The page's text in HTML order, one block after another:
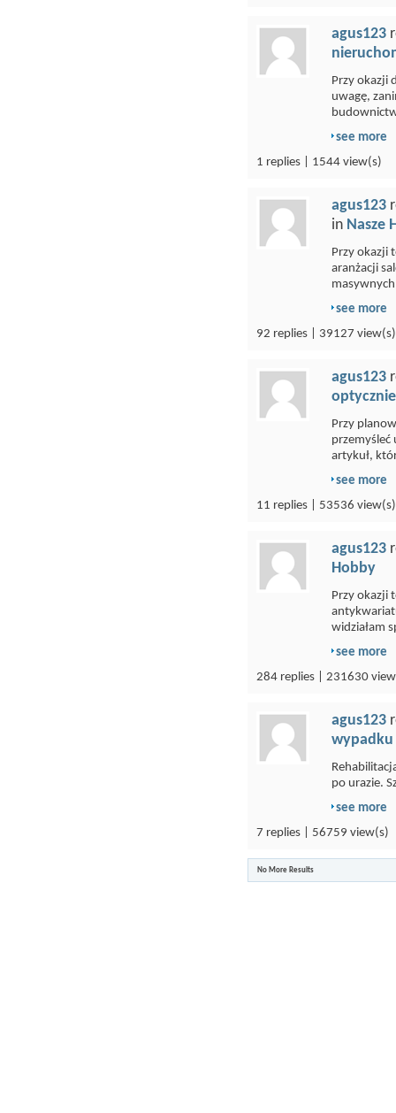
agus123
Przy okazji
uwagę,
see more
1 replies | 1544 view(s)
agus123
in Nasze
Przy okazji
aranżacji
see more
92 replies | 39127 view(s)
agus123
Przy
przemyśleć
artykuł,
see more
11 replies | 53536 view(s)
agus123
Hobby
Przy okazji
widziałam
see more
284 replies | 231630
agus123
wypadku
po urazie.
see more
7 replies | 56759 view(s)
No More Results